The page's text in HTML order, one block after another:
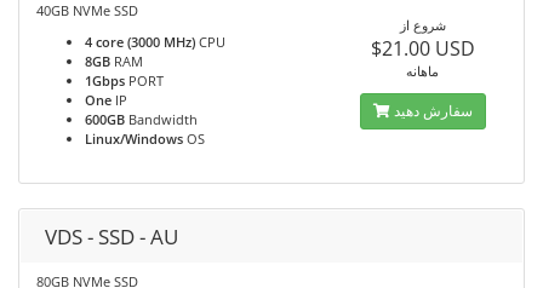
40GB NVMe SSD
4 core (3000 MHz) CPU
8GB RAM
1Gbps PORT
One IP
600GB Bandwidth
Linux/Windows OS
شروع از
$21.00 USD
ماهانه
سفارش دهید
VDS - SSD - AU
80GB NVMe SSD